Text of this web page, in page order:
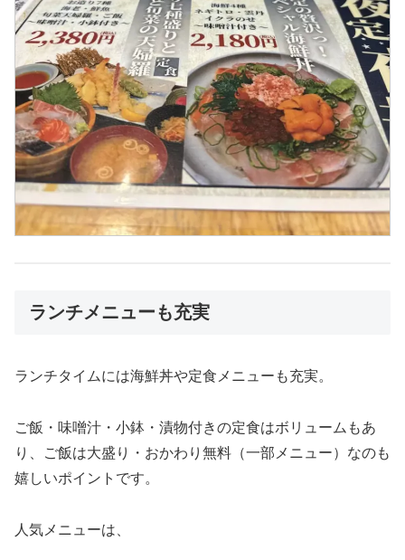
ランチメニューも充実
ランチタイムには海鮮丼や定食メニューも充実。
ご飯・味噌汁・小鉢・漬物付きの定食はボリュームもあ
り、ご飯は大盛り・おかわり無料（一部メニュー）なのも
嬉しいポイントです。
人気メニューは、